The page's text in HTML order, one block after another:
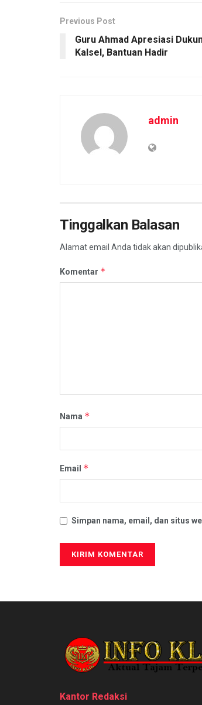
Previous Post
Guru Ahmad Apresiasi
Kalsel, Bantuan Hadir
admin
Tinggalkan Balasan
Alamat email Anda tidak akan
Komentar *
Nama *
Email *
Simpan nama, email, dan situs
Kantor Redaksi